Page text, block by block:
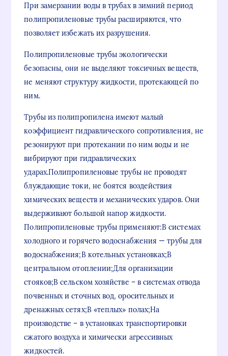
При замерзании воды в трубах в зимний период
полипропиленовые трубы расширяются, что
позволяет избежать их разрушения.
Полипропиленовые трубы экологически
безопасны, они не выделяют токсичных веществ,
не меняют структуру жидкости, протекающей по
ним.
Трубы из полипропилена имеют малый
коэффициент гидравлического сопротивления, не
резонируют при протекании по ним воды и не
вибрируют при гидравлических
ударах.Полипропиленовые трубы не проводят
блуждающие токи, не боятся воздействия
химических веществ и механических ударов. Они
выдерживают большой напор жидкости.
Полипропиленовые трубы применяют:В системах
холодного и горячего водоснабжения — трубы для
водоснабжения;В котельных установках;В
центральном отоплении;Для организации
стояков;В сельском хозяйстве – в системах отвода
почвенных и сточных вод, оросительных и
дренажных сетях;В «теплых» полах;На
производстве – в установках транспортировки
сжатого воздуха и химически агрессивных
жидкостей.